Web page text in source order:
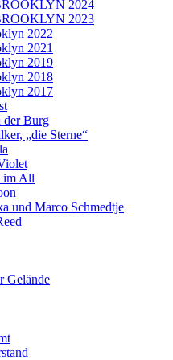
2024
2023
2022
2021
2019
2018
2017
der Burg
„die Sterne“
im All
und Marco Schmedtje
Gelände